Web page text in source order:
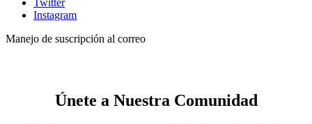
Instagram
Manejo de suscripción al correo
Únete a Nuestra Comunidad